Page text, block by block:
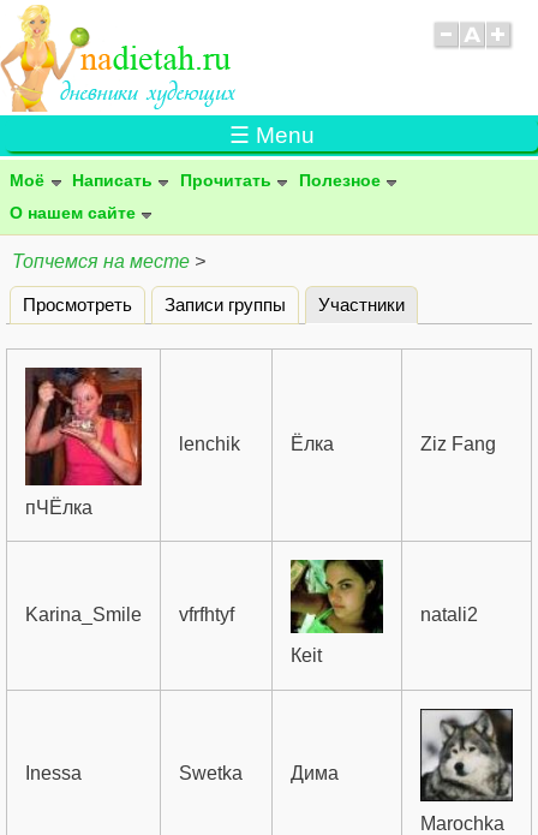
☰ Menu
Моё Написать Прочитать
Полезное
О нашем сайте
Топчемся на месте >
Главные вкладки
Просмотреть Записи группы Участники
пЧЁлка
lenchik Ёлка Ziz Fang
Karina_Smile vfrfhtyf
Кeit
natali2
Inessa Swetka Дима
Marochka